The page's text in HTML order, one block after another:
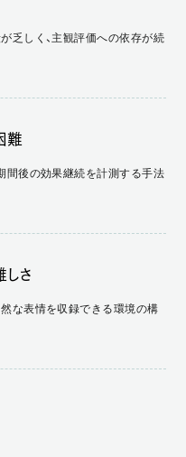
乏しく、主観評価への依存が続
難
間後の効果継続を計測する手法
さ
な表情を収録できる環境の構